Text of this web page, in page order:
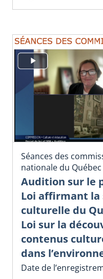
Séances des
nationale du Québec
Audition sur le
Loi affirmant la
culturelle du
Loi sur la
contenus
dans
Date de